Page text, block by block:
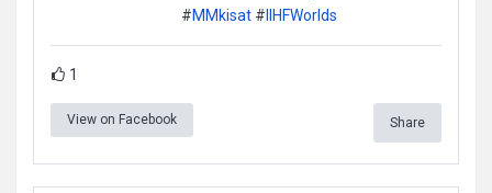
#MMkisat#IIHFWorlds
1
View on Facebook Share